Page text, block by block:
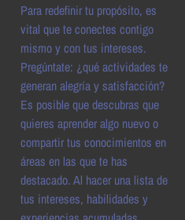
Para redefinir tu propósito, es
vital que te conectes contigo
mismo y con tus intereses.
Pregúntate: ¿qué actividades te
generan alegría y satisfacción?
Es posible que descubras que
quieres aprender algo nuevo o
compartir tus conocimientos en
áreas en las que te has
destacado. Al hacer una lista de
tus intereses, habilidades y